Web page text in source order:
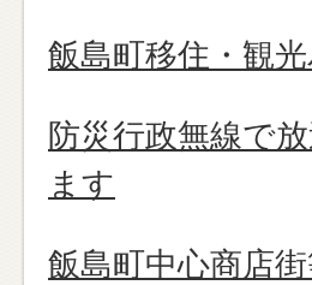
飯島町移住・観
防災行政無線で
ます
飯島町中心商店